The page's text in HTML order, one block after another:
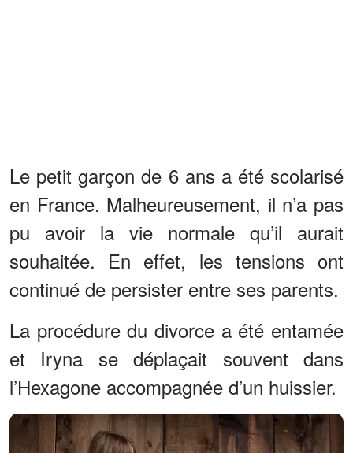
Le petit garçon de 6 ans a été scolarisé
en France. Malheureusement, il n’a pas
pu avoir la vie normale qu’il aurait
souhaitée. En effet, les tensions ont
continué de persister entre ses parents.
La procédure du divorce a été entamée
et Iryna se déplaçait souvent dans
l’Hexagone accompagnée d’un huissier.